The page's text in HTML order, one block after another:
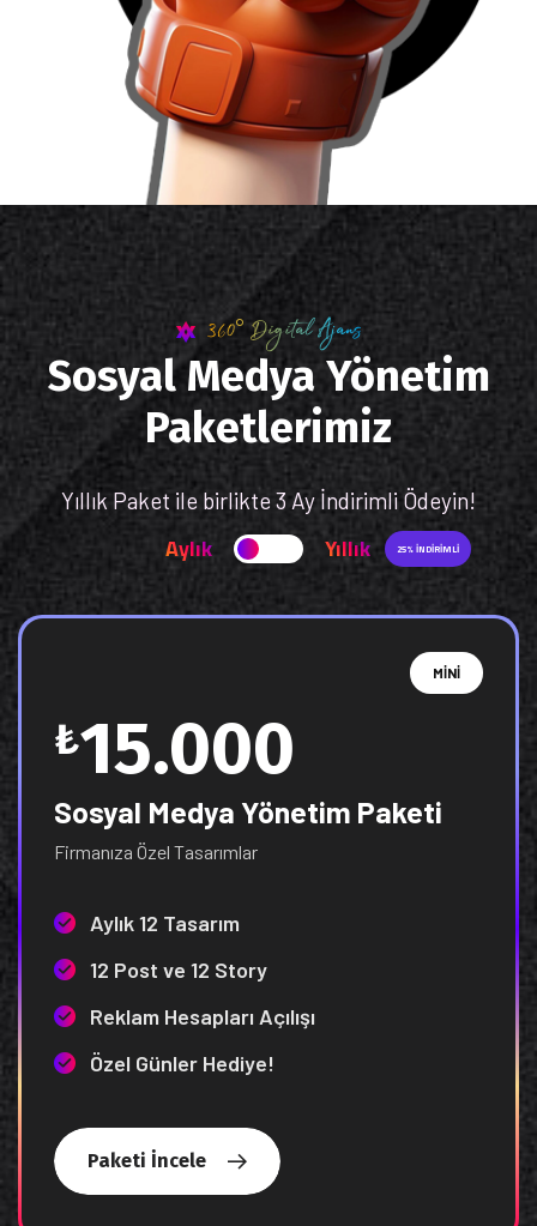
360° Digital Ajans
Sosyal Medya Yönetim
Paketlerimiz
Yıllık Paket ile birlikte 3 Ay İndirimli Ödeyin!
Aylık Yıllık 25% İNDIRIMLI
MINI
₺15.000
Sosyal Medya Yönetim Paketi
Firmanıza Özel Tasarımlar
Aylık 12 Tasarım
12 Post ve 12 Story
Reklam Hesapları Açılışı
Özel Günler Hediye!
Paketi İncele